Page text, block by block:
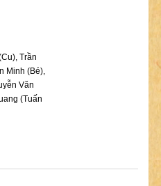
Trần
Minh (Bé),
Văn
(Tuấn